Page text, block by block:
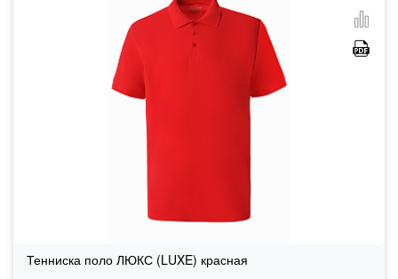
Тенниска поло ЛЮКС (LUXE) красная